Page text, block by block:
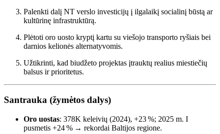
Palenkti dalį NT verslo investicijų į ilgalaikį socialinį būstą ar
kultūrinę infrastruktūrą.
Plėtoti oro uosto kryptį kartu su viešojo transporto ryšiais bei
darnios kelionės alternatyvomis.
Užtikrinti, kad biudžeto projektas įtrauktų realius miestiečių
balsus ir prioritetus.
Santrauka (žymėtos dalys)
Oro uostas: 378K keleivių (2024), +23 %; 2025 m. I
pusmetis +24 % → rekordai Baltijos regione.